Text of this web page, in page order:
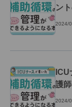
ン
2024/
護
2024/